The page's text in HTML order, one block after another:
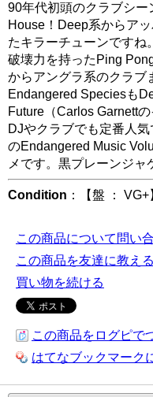
90年代初頭のクラブシ
House！Deep系からア
たキラーチューンですね
破壊力を持ったPing
からアングラ系のクラブ
Endangered Speciesも
Future（Carlos Garnett
DJやクラブでも定番人
のEndangered Music
メです。黒プレーンジャ
Condition ：【盤 ：
この商品について問い
この商品を友達に教える
買い物を続ける
この商品をログピで
はてなブックマーク